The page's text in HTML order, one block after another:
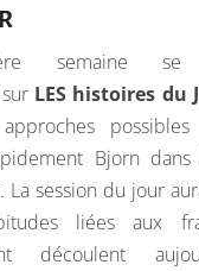
semaine se
LES histoires du
Bjorn dans
La session du jour
liées aux
découlent